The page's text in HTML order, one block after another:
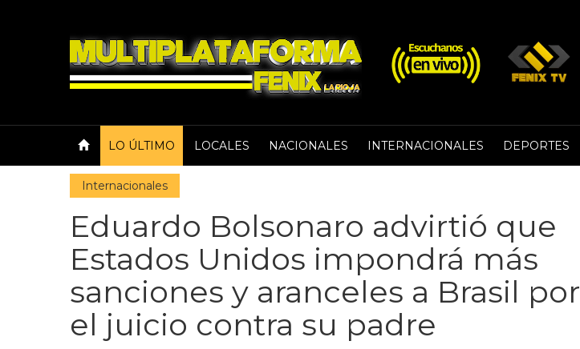
LO ÚLTIMO LOCALES NACIONALES INTERNACIONALES DEPORTES
Internacionales
Eduardo Bolsonaro advirtió que
Estados Unidos impondrá más
sanciones y aranceles a Brasil por
el juicio contra su padre